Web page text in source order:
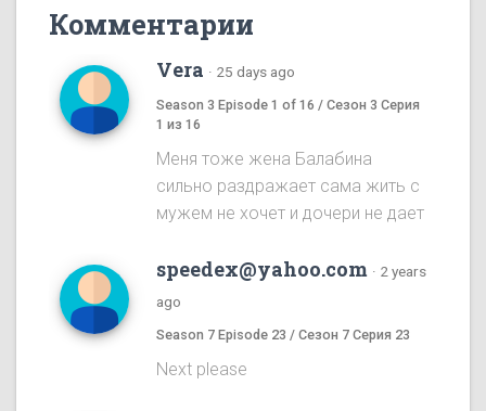
Комментарии
Vera · 25 days ago
Season 3 Episode 1 of 16 / Сезон 3 Серия
1 из 16
Меня тоже жена Балабина
сильно раздражает сама жить с
мужем не хочет и дочери не дает
speedex@yahoo.com · 2 years
ago
Season 7 Episode 23 / Сезон 7 Серия 23
Next please